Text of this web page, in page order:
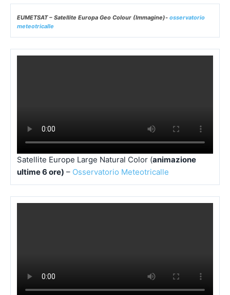
Satellite Europe Large Natural Color (animazione
ultime 6 ore)–Osservatorio Meteotricalle
Satellite Europe Large Geo Color,Animazione 12 ore
– a cura diOsservatorio Meteotricalle